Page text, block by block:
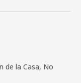
de la Casa, No